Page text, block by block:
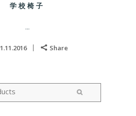
学校椅子
...
Share